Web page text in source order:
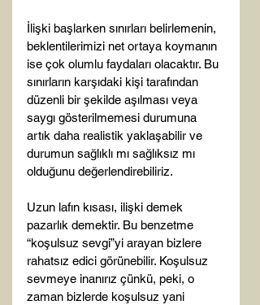
İlişki başlarken sınırları belirlemenin,
beklentilerimizi net ortaya koymanın
ise çok olumlu faydaları olacaktır. Bu
sınırların karşıdaki kişi tarafından
düzenli bir şekilde aşılması veya
saygı gösterilmemesi durumuna
artık daha realistik yaklaşabilir ve
durumun sağlıklı mı sağlıksız mı
olduğunu değerlendirebiliriz.
Uzun lafın kısası, ilişki demek
pazarlık demektir. Bu benzetme
“koşulsuz sevgi”yi arayan bizlere
rahatsız edici görünebilir. Koşulsuz
sevmeye inanırız çünkü, peki, o
zaman bizlerde koşulsuz yani